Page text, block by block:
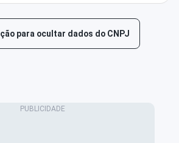
para ocultar dados do CNPJ